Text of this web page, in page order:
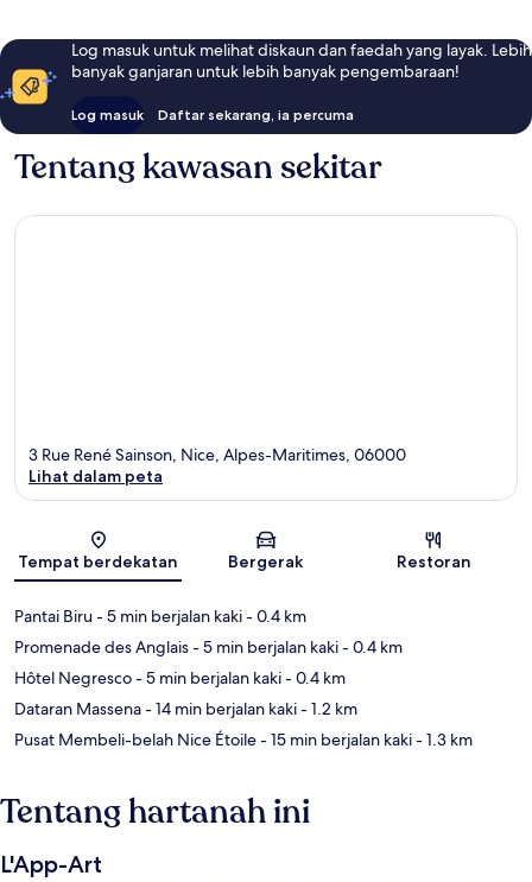
Log masuk untuk melihat diskaun dan faedah yang layak. Lebih
banyak ganjaran untuk lebih banyak pengembaraan!
Log masuk Daftar sekarang, ia percuma
Tentang kawasan sekitar
Peta
3 Rue René Sainson, Nice, Alpes-Maritimes, 06000
Lihat dalam peta
Tempat berdekatan Bergerak Restoran
Pantai Biru- 5 min berjalan kaki- 0.4 km
Promenade des Anglais- 5 min berjalan kaki- 0.4 km
Hôtel Negresco- 5 min berjalan kaki- 0.4 km
Dataran Massena- 14 min berjalan kaki- 1.2 km
Pusat Membeli-belah Nice Étoile- 15 min berjalan kaki- 1.3 km
Tentang hartanah ini
L'App-Art